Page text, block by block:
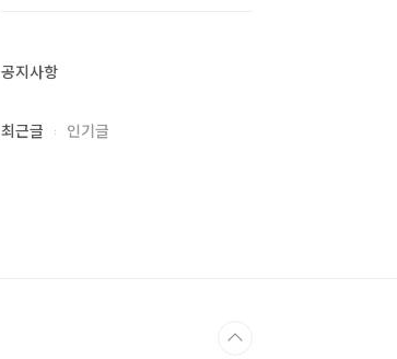
공지사항
최근글 인기글